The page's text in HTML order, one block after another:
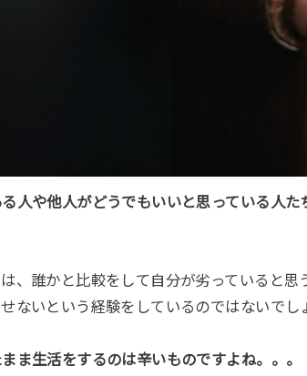
人や他人がどうでもいいと思っている人
、誰かと比較をして自分が劣っていると
ないという経験をしているのではないでし
ま生活をするのは辛いものですよね。。。